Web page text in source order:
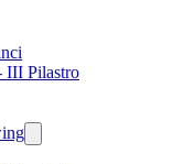
III Pilastro